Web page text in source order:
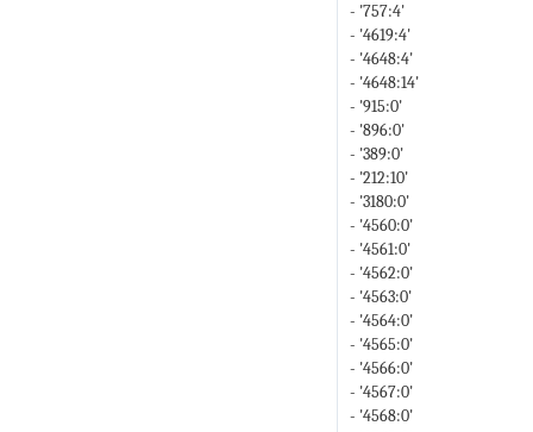
- '757:4'
- '4619:4'
- '4648:4'
- '4648:14'
- '915:0'
- '896:0'
- '389:0'
- '212:10'
- '3180:0'
- '4560:0'
- '4561:0'
- '4562:0'
- '4563:0'
- '4564:0'
- '4565:0'
- '4566:0'
- '4567:0'
- '4568:0'